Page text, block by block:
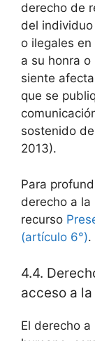
derecho de
del
o ilegales
a su honra
siente
que se
sostenido
2013).
Para
derecho a
recurso
(artículo 6°).
4.4.
acceso a
El derecho